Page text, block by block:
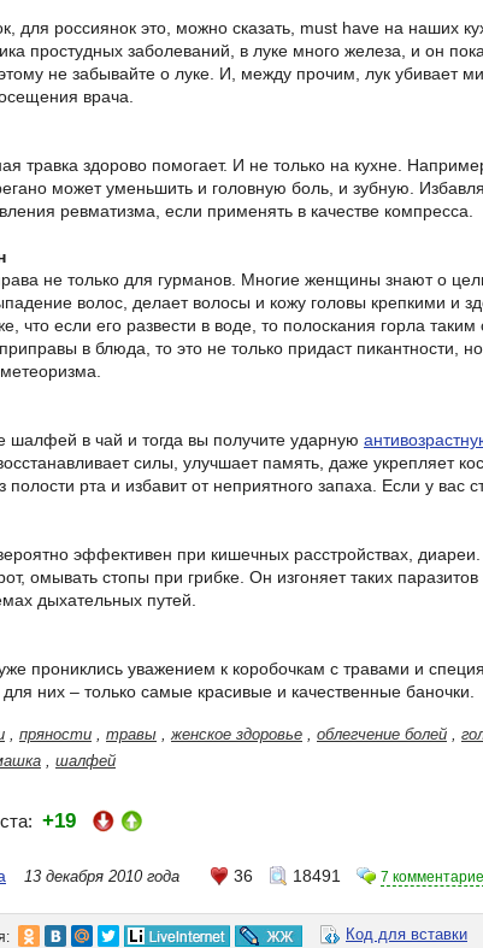
для россиянок это, можно сказать, must have на наших
простудных заболеваний, в луке много железа, и он
не забывайте о луке. И, между прочим, лук убивает
врача.
травка здорово помогает. И не только на кухне.
может уменьшить и головную боль, и зубную.
ревматизма, если применять в качестве компресса.
не только для гурманов. Многие женщины знают о
волос, делает волосы и кожу головы крепкими и
что если его развести в воде, то полоскания горла
приправы в блюда, то это не только придаст
шалфей в чай и тогда вы получите ударную
силы, улучшает память, даже укрепляет
полости рта и избавит от неприятного запаха. Если у вас
эффективен при кишечных расстройствах,
омывать стопы при грибке. Он изгоняет таких
дыхательных путей.
прониклись уважением к коробочкам с травами и
для них – только самые красивые и качественные баночки.
, пряности , травы ,женское здоровье , облегчение болей ,
, шалфей
+19
13 декабря 2010 года 36 18491 7
Код для вставки